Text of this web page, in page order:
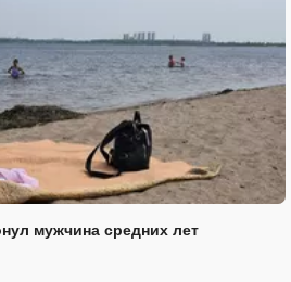
мужчина средних лет